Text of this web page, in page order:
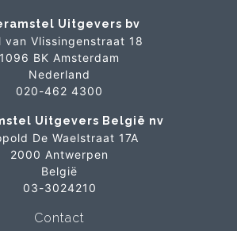
Uitgevers bv
van Vlissingenstraat 18
1096 BK Amsterdam
Nederland
020-462 4300
Uitgevers België nv
De Waelstraat 17A
2000 Antwerpen
België
03-3024210
Contact